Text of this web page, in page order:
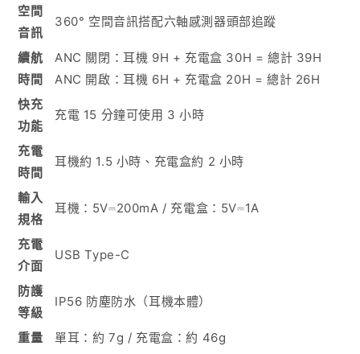
空間
音訊
360° 空間音訊搭配六軸感測器頭部追蹤
續航
時間
ANC 關閉：耳機 9H + 充電盒 30H = 總計 39H
ANC 開啟：耳機 6H + 充電盒 20H = 總計 26H
快充
功能
充電 15 分鐘可使用 3 小時
充電
時間
耳機約 1.5 小時、充電盒約 2 小時
輸入
規格
耳機：5V⎓200mA / 充電盒：5V⎓1A
充電
介面
USB Type-C
防護
等級
IP56 防塵防水（耳機本體）
重量
單耳：約 7g / 充電盒：約 46g